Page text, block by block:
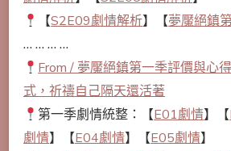
【S2E09劇情解析】【夢魘絕鎮
… … … …
From / 夢魘絕鎮第一季評價與心
式，祈禱自己隔天還活著
第一季劇情統整：【E01劇情】【
劇情】【E04劇情】【E05劇情】